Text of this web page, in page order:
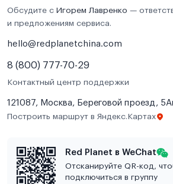
Обсудите с Игорем Лавренко —
и предложениям сервиса.
hello@redplanetchina.com
8 (800) 777-70-29
Контактный центр поддержки
121087, Москва, Береговой проезд,
Построить маршрут в Яндекс.Картах
Red Planet в WeChat
Отсканируйте QR-код,
подключиться в группу